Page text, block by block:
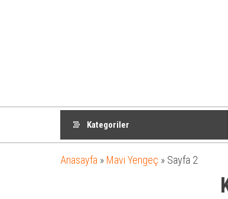
Kategoriler
Anasayfa » Mavi Yengeç » Sayfa 2